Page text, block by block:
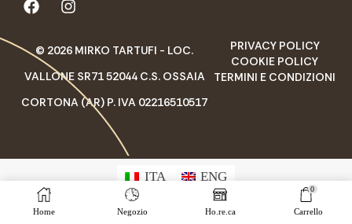
Home Negozio Ho.re.ca
0
Carrello
© 2026 MIRKO TARTUFI - LOC.
VALLONE SR71 52044 C.S. OSSAIA
CORTONA (AR) P. IVA 02216510517
PRIVACY POLICY
COOKIE POLICY
TERMINI E CONDIZIONI
ITA ENG